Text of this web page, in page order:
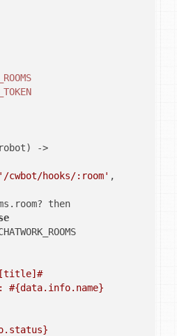
->
'/cwbot/hooks/:room' ,
. room? then